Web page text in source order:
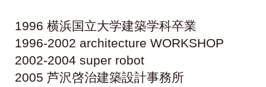
1996 横浜国立大学建築学科卒業
1996-2002 architecture WORKSHOP
2002-2004 super robot
2005 芦沢啓治建築設計事務所